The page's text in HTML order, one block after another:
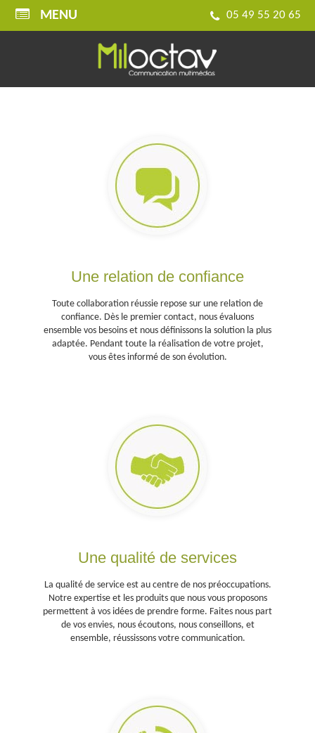
05 49 55 20 65
MENU
RÉAGIR
CONSEILLER
Une relation de confiance
Toute collaboration réussie repose sur une relation de
confiance. Dès le premier contact, nous évaluons
ensemble vos besoins et nous définissons la solution la plus
adaptée. Pendant toute la réalisation de votre projet,
vous êtes informé de son évolution.
CONSEILS
SAVOIR-
FAIRE
Une qualité de services
La qualité de service est au centre de nos préoccupations.
Notre expertise et les produits que nous vous proposons
permettent à vos idées de prendre forme. Faites nous part
de vos envies, nous écoutons, nous conseillons, et
ensemble, réussissons votre communication.